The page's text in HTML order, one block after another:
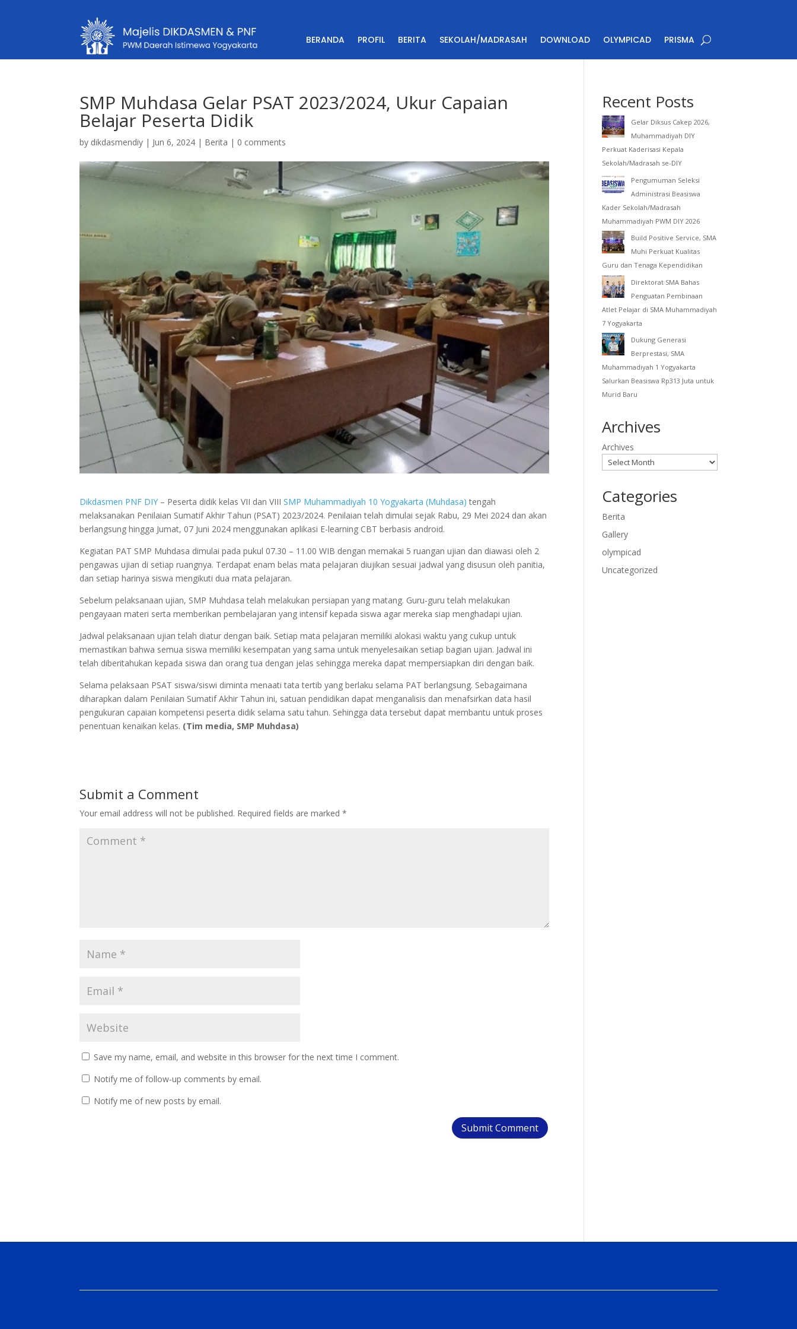
BERANDA PROFIL BERITA SEKOLAH/MADRASAH DOWNLOAD OLYMPICAD PRISMA
SMP Muhdasa Gelar PSAT 2023/2024, Ukur Capaian
Belajar Peserta Didik
by dikdasmendiy | Jun 6, 2024 | Berita | 0 comments
Dikdasmen PNF DIY – Peserta didik kelas VII dan VIIISMP Muhammadiyah 10 Yogyakarta (Muhdasa) tengah
melaksanakan Penilaian Sumatif Akhir Tahun (PSAT) 2023/2024. Penilaian telah dimulai sejak Rabu, 29 Mei 2024 dan akan
berlangsung hingga Jumat, 07 Juni 2024 menggunakan aplikasi E-learning CBT berbasis android.
Kegiatan PAT SMP Muhdasa dimulai pada pukul 07.30 – 11.00 WIB dengan memakai 5 ruangan ujian dan diawasi oleh 2
pengawas ujian di setiap ruangnya. Terdapat enam belas mata pelajaran diujikan sesuai jadwal yang disusun oleh panitia,
dan setiap harinya siswa mengikuti dua mata pelajaran.
Sebelum pelaksanaan ujian, SMP Muhdasa telah melakukan persiapan yang matang. Guru-guru telah melakukan
pengayaan materi serta memberikan pembelajaran yang intensif kepada siswa agar mereka siap menghadapi ujian.
Jadwal pelaksanaan ujian telah diatur dengan baik. Setiap mata pelajaran memiliki alokasi waktu yang cukup untuk
memastikan bahwa semua siswa memiliki kesempatan yang sama untuk menyelesaikan setiap bagian ujian. Jadwal ini
telah diberitahukan kepada siswa dan orang tua dengan jelas sehingga mereka dapat mempersiapkan diri dengan baik.
Selama pelaksaan PSAT siswa/siswi diminta menaati tata tertib yang berlaku selama PAT berlangsung. Sebagaimana
diharapkan dalam Penilaian Sumatif Akhir Tahun ini, satuan pendidikan dapat menganalisis dan menafsirkan data hasil
pengukuran capaian kompetensi peserta didik selama satu tahun. Sehingga data tersebut dapat membantu untuk proses
penentuan kenaikan kelas. (Tim media, SMP Muhdasa)
Submit a Comment
Your email address will not be published. Required fields are marked*
Save my name, email, and website in this browser for the next time I comment.
Notify me of follow-up comments by email.
Notify me of new posts by email.
Recent Posts
Gelar Diksus Cakep 2026,
Muhammadiyah DIY
Perkuat Kaderisasi Kepala
Sekolah/Madrasah se-DIY
Pengumuman Seleksi
Administrasi Beasiswa
Kader Sekolah/Madrasah
Muhammadiyah PWM DIY 2026
Build Positive Service, SMA
Muhi Perkuat Kualitas
Guru dan Tenaga Kependidikan
Direktorat SMA Bahas
Penguatan Pembinaan
Atlet Pelajar di SMA Muhammadiyah
7 Yogyakarta
Dukung Generasi
Berprestasi, SMA
Muhammadiyah 1 Yogyakarta
Salurkan Beasiswa Rp313 Juta untuk
Murid Baru
Archives
Archives
Categories
Berita
Gallery
olympicad
Uncategorized